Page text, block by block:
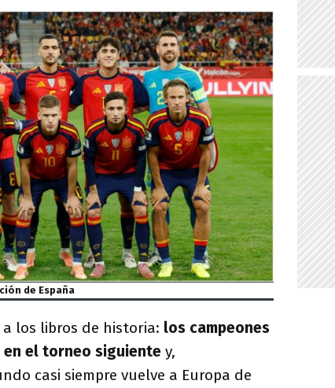
de España
a los libros de historia: los campeones
en el torneo siguiente y,
casi siempre vuelve a Europa de